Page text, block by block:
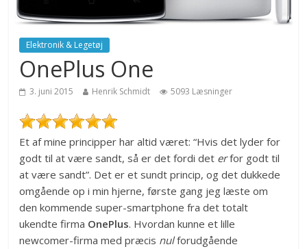
Elektronik & Legetøj
OnePlus One
3. juni 2015 Henrik Schmidt 5093 Læsninger
Et af mine principper har altid været: “Hvis det lyder for
godt til at være sandt, så er det fordi det erfor godt til
at være sandt”. Det er et sundt princip, og det dukkede
omgående op i min hjerne, første gang jeg læste om
den kommende super-smartphone fra det totalt
ukendte firma OnePlus. Hvordan kunne et lille
newcomer-firma med præcis nulforudgående